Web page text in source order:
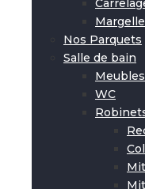
Margelle
Nos Parquets
Salle de bain
Meubles
WC